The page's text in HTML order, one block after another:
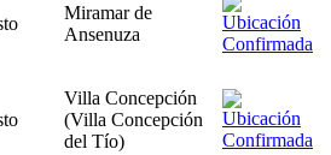
Miramar de
Ansenuza
Villa Concepción
(Villa Concepción
del Tío)